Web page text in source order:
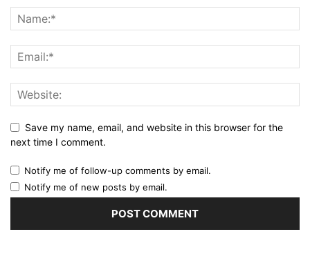
Save my name, email, and website in this browser for the
next time I comment.
Notify me of follow-up comments by email.
Notify me of new posts by email.